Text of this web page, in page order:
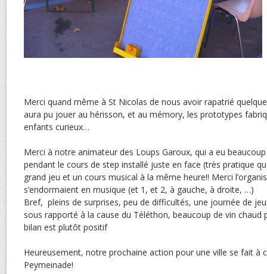
Merci quand même à St Nicolas de nous avoir rapatrié
aura pu jouer au hérisson, et au mémory, les prototypes
enfants curieux…
Merci à notre animateur des Loups Garoux, qui a eu
pendant le cours de step installé juste en face (très pratique
grand jeu et un cours musical à la même heure!! Merci
s’endormaient en musique (et 1, et 2, à gauche, à droite, …)
Bref, pleins de surprises, peu de difficultés, une journée de
sous rapporté à la cause du Téléthon, beaucoup de vin chaud
bilan est plutôt positif
Heureusement, notre prochaine action pour une ville se fait à
Peymeinade!